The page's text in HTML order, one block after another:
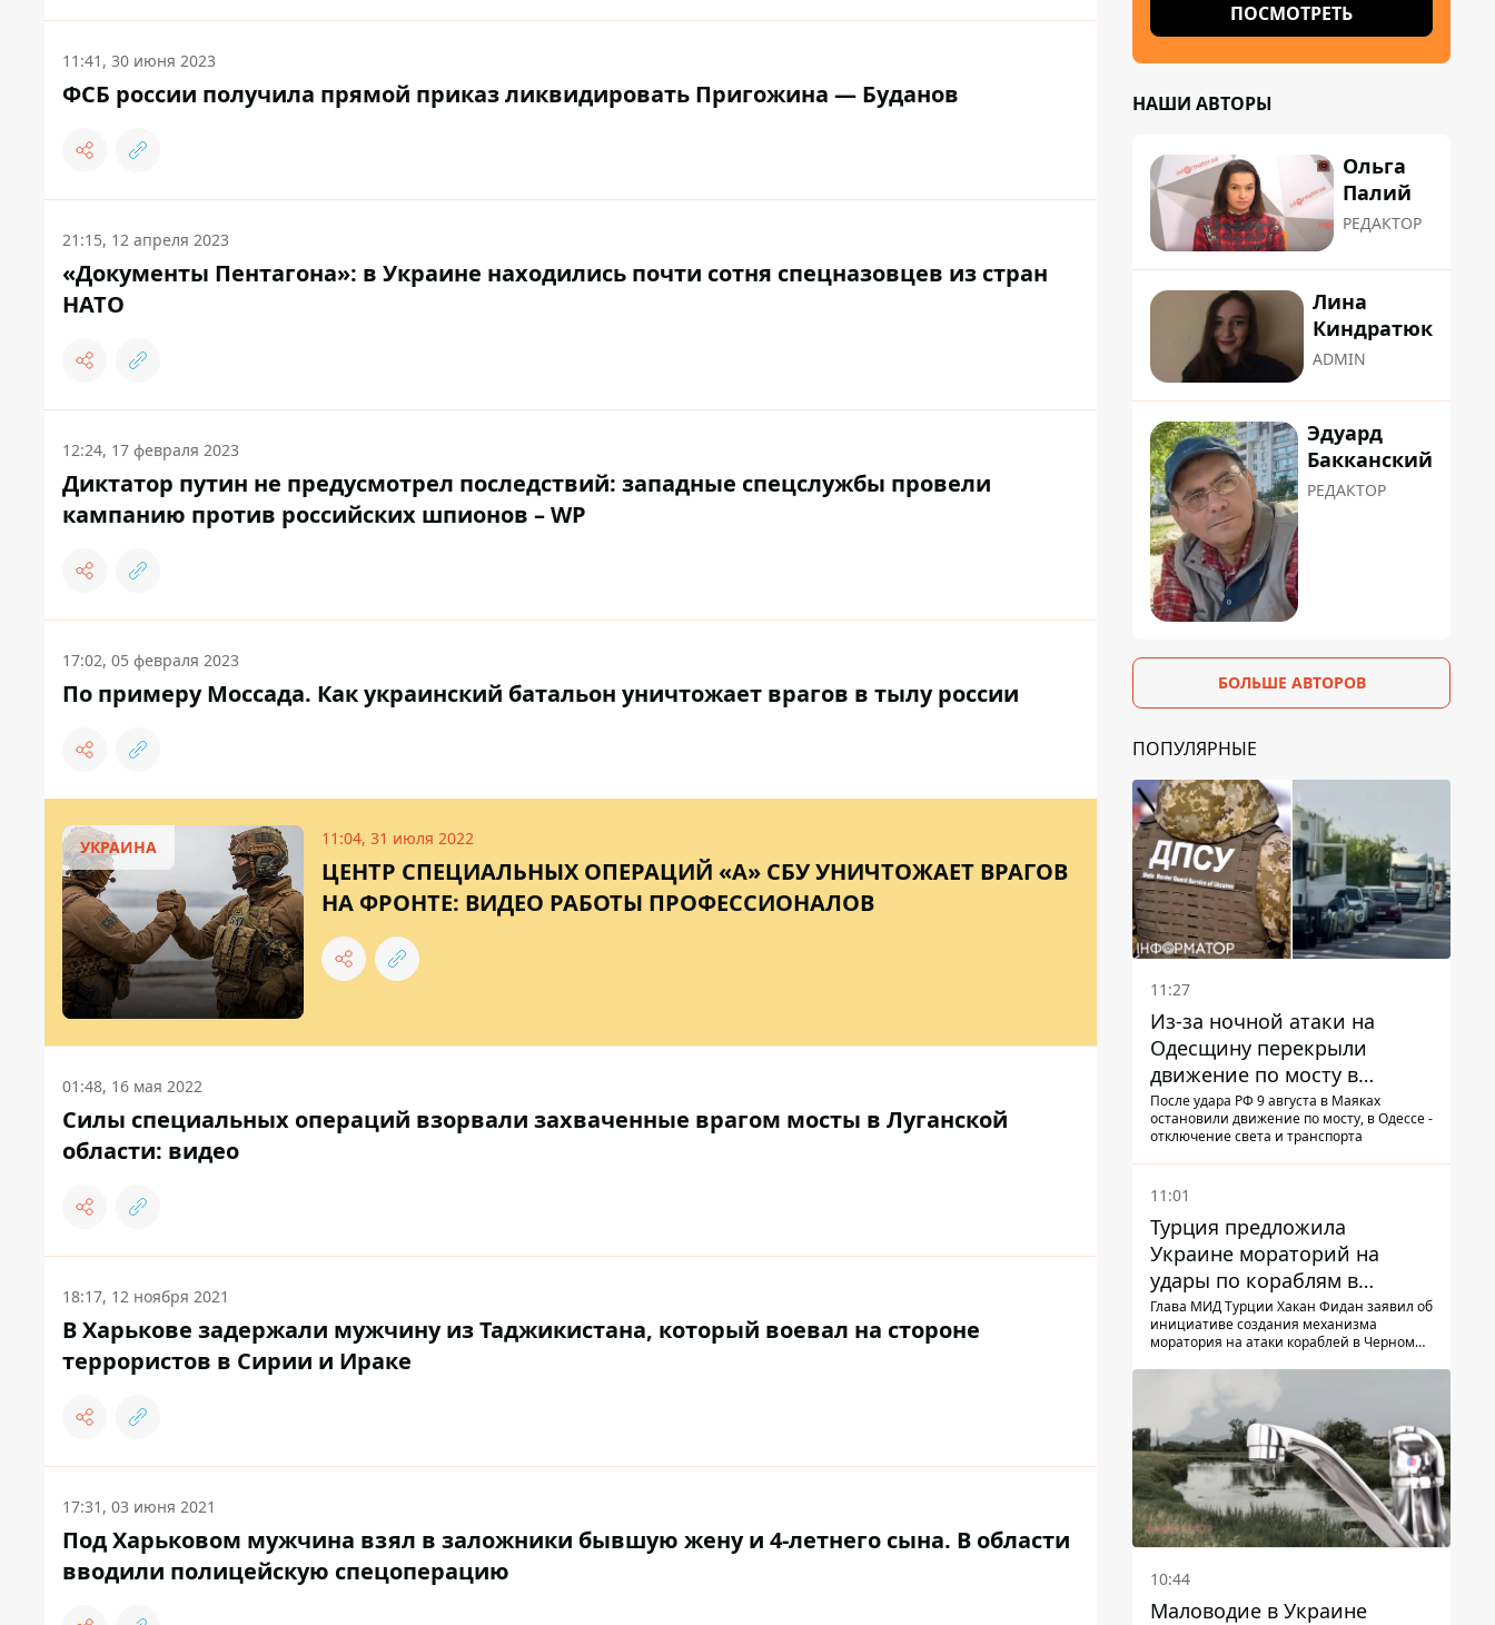
11:41, 30 июня 2023
ФСБ россии получила прямой приказ ликвидировать Пригожина — Буданов
21:15, 12 апреля 2023
«Документы Пентагона»: в Украине находились почти сотня спецназовцев из стран
НАТО
12:24, 17 февраля 2023
Диктатор путин не предусмотрел последствий: западные спецслужбы провели
кампанию против российских шпионов – WP
17:02, 05 февраля 2023
По примеру Моссада. Как украинский батальон уничтожает врагов в тылу россии
УКРАИНА 11:04, 31 июля 2022
ЦЕНТР СПЕЦИАЛЬНЫХ ОПЕРАЦИЙ «А» СБУ УНИЧТОЖАЕТ ВРАГОВ
НА ФРОНТЕ: ВИДЕО РАБОТЫ ПРОФЕССИОНАЛОВ
01:48, 16 мая 2022
Силы специальных операций взорвали захваченные врагом мосты в Луганской
области: видео
18:17, 12 ноября 2021
В Харькове задержали мужчину из Таджикистана, который воевал на стороне
террористов в Сирии и Ираке
17:31, 03 июня 2021
Под Харьковом мужчина взял в заложники бывшую жену и 4-летнего сына. В области
вводили полицейскую спецоперацию
ПОСМОТРЕТЬ
НАШИ АВТОРЫ
Ольга
Палий
РЕДАКТОР
Лина
Киндратюк
ADMIN
Эдуард
Бакканский
РЕДАКТОР
БОЛЬШЕ АВТОРОВ
ПОПУЛЯРНЫЕ
11:27
Из-за ночной атаки на
Одесщину перекрыли
движение по мосту в
Маяках - подробности от
ГНСУ
После удара РФ 9 августа в Маяках
остановили движение по мосту, в Одессе -
отключение света и транспорта
11:01
Турция предложила
Украине мораторий на
удары по кораблям в
Черном море
Глава МИД Турции Хакан Фидан заявил об
инициативе создания механизма
моратория на атаки кораблей в Черном
10:44
Маловодие в Украине